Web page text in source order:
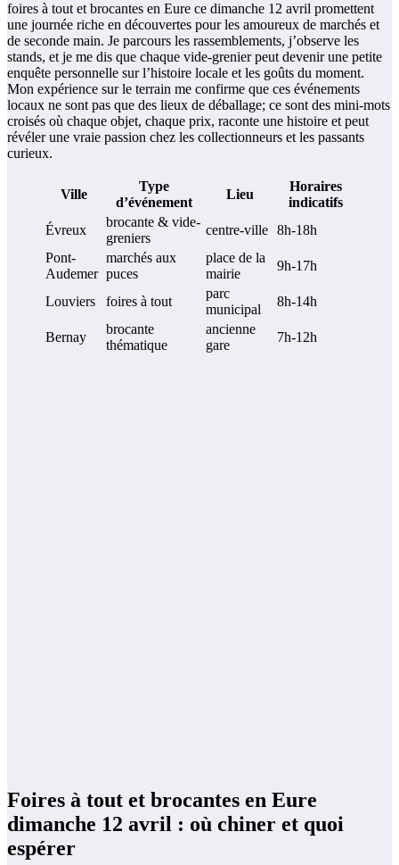
foires à tout et brocantes en Eure ce dimanche 12 avril promettent
une journée riche en découvertes pour les amoureux de marchés et
de seconde main. Je parcours les rassemblements, j’observe les
stands, et je me dis que chaque vide-grenier peut devenir une petite
enquête personnelle sur l’histoire locale et les goûts du moment.
Mon expérience sur le terrain me confirme que ces événements
locaux ne sont pas que des lieux de déballage; ce sont des mini-mots
croisés où chaque objet, chaque prix, raconte une histoire et peut
révéler une vraie passion chez les collectionneurs et les passants
curieux.
Ville
Type
d’événement
Lieu
Horaires
indicatifs
Évreux
brocante & vide-
greniers
centre-ville 8h-18h
Pont-
Audemer
marchés aux
puces
place de la
mairie
9h-17h
Louviers foires à tout
parc
municipal
8h-14h
Bernay
brocante
thématique
ancienne
gare
7h-12h
Foires à tout et brocantes en Eure
dimanche 12 avril : où chiner et quoi
espérer